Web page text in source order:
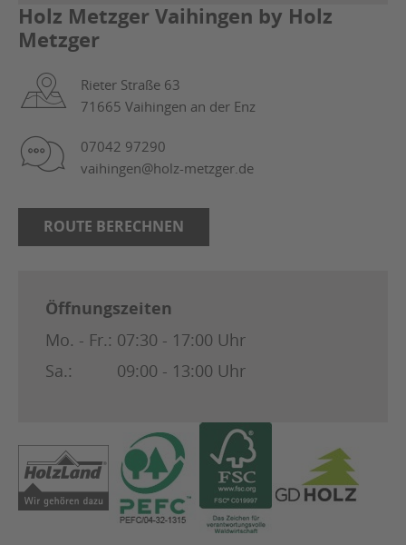
Holz Metzger Vaihingen by Holz
Metzger
Rieter Straße 63
71665 Vaihingen an der Enz
07042 97290
vaihingen@holz-metzger.de
ROUTE BERECHNEN
Öffnungszeiten
Mo. - Fr.: 07:30 - 17:00 Uhr
Sa.:
09:00 - 13:00 Uhr